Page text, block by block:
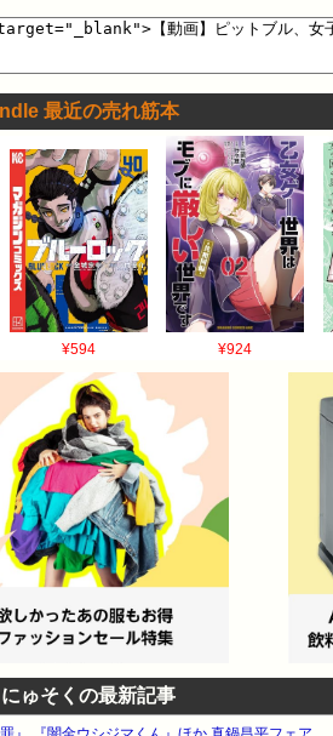
最近の売れ筋本
¥594 ¥924
にゅそくの最新記事